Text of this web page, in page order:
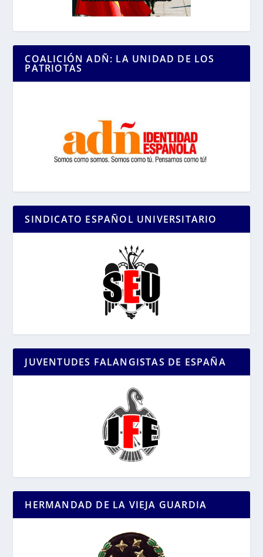
COALICIÓN ADÑ: LA UNIDAD DE LOS
PATRIOTAS
SINDICATO ESPAÑOL UNIVERSITARIO
JUVENTUDES FALANGISTAS DE ESPAÑA
HERMANDAD DE LA VIEJA GUARDIA